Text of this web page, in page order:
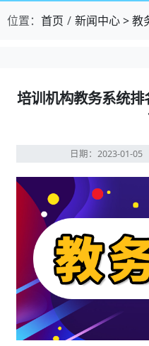
位置： 首页 新闻中心>教
培训机构教务系统
日期：2023-01-05